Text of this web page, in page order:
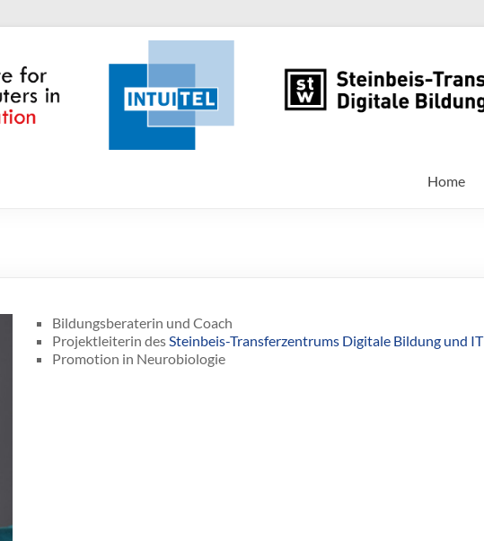
Home
Bildungsberaterin und Coach
Projektleiterin desSteinbeis-Transferzentrums Digitale Bildung und IT
Promotion in Neurobiologie